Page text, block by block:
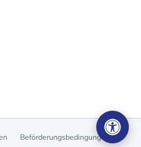
Beförderungsbedingungen